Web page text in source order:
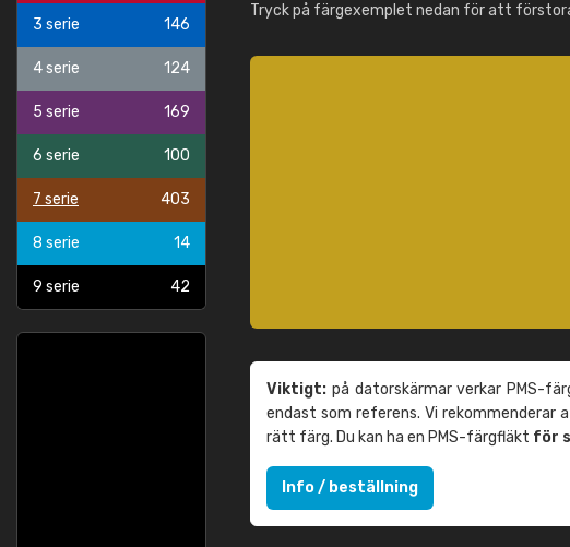
3 serie 146
4 serie 124
5 serie 169
6 serie 100
7 serie 403
8 serie 14
9 serie 42
Tryck på färgexemplet nedan för att
Viktigt: på datorskärmar verkar PMS-
endast som referens. Vi rekommenderar
rätt färg. Du kan ha en PMS-färgfläkt för
Info / beställning